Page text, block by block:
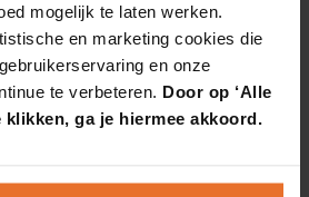
mogelijk te laten werken.
en marketing cookies die
en onze
te verbeteren. Door op ‘Alle
klikken, ga je hiermee akkoord.